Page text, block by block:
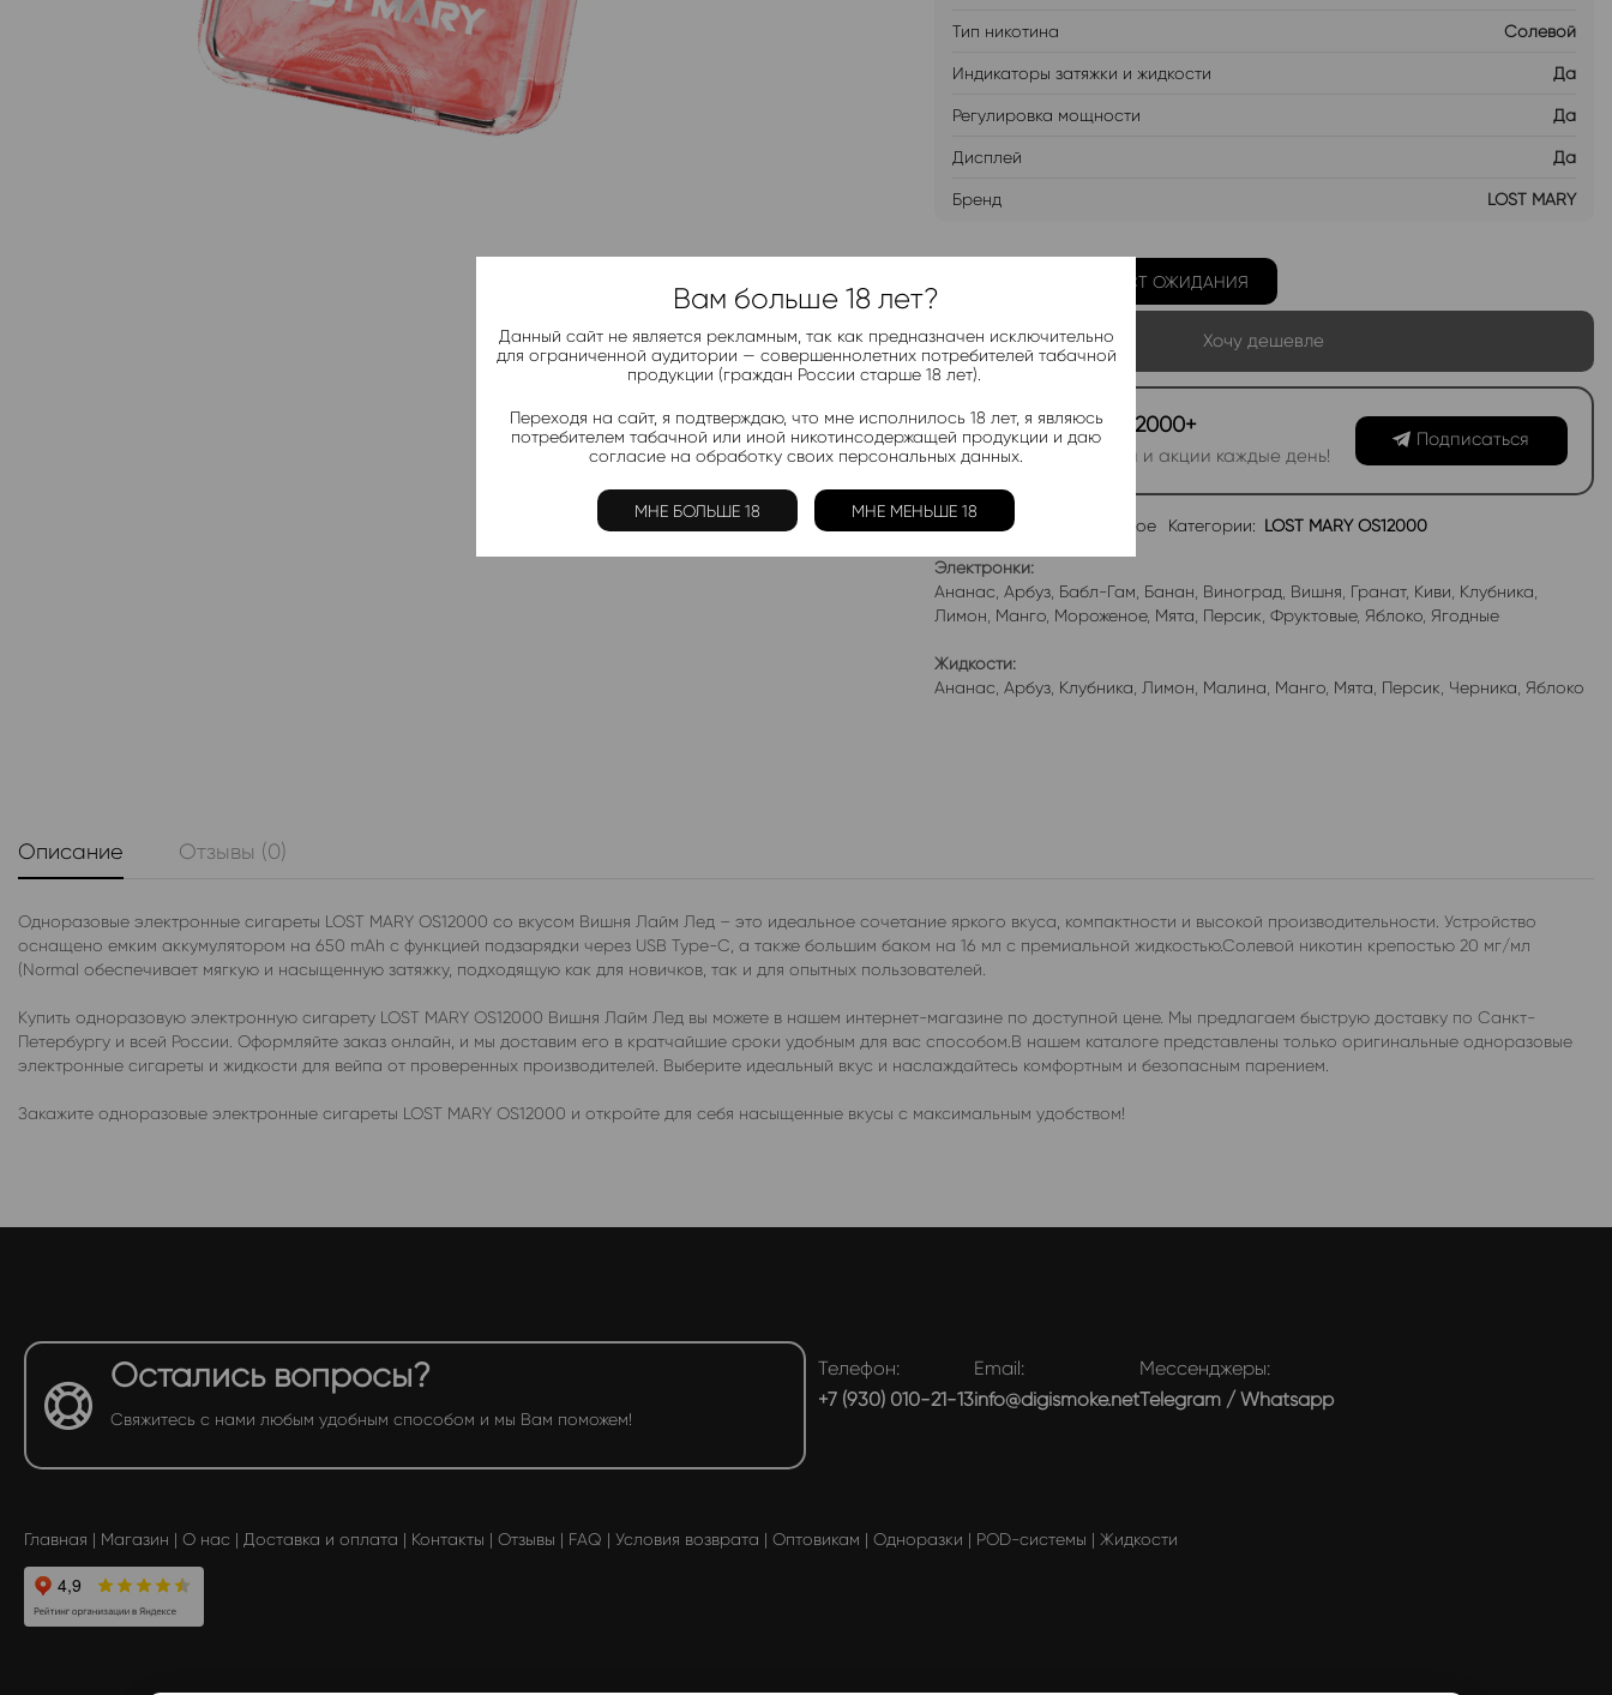
Тип никотина Солевой
Индикаторы затяжки и жидкости Да
Регулировка мощности Да
Дисплей Да
Бренд LOST MARY
ДОБАВИТЬ В ЛИСТ ОЖИДАНИЯ
Хочу дешевле
Telegram-канал 2000+
Актуальные новинки и акции каждые день!
Подписаться
Добавить в избранное Категории: LOST MARY OS12000
Электронки:
Ананас Арбуз, Бабл-Гам Банан Виноград Вишня Гранат, Киви Клубника
Лимон Манго, Мороженое, Мята Персик Фруктовые, Яблоко, Ягодные
Жидкости:
Ананас Арбуз, Клубника Лимон Малина Манго, Мята Персик Черника Яблоко
Описание Отзывы (0)
Одноразовые электронные сигареты LOST MARY OS12000 со вкусом Вишня Лайм Лед – это идеальное сочетание яркого вкуса, компактности и высокой производительности. Устройство
оснащено емким аккумулятором на 650 mAh с функцией подзарядки через USB Type-C, а также большим баком на 16 мл с премиальной жидкостью.Солевой никотин крепостью 20 мг/мл
(Normal обеспечивает мягкую и насыщенную затяжку, подходящую как для новичков, так и для опытных пользователей.
Купить одноразовую электронную сигарету LOST MARY OS12000 Вишня Лайм Лед вы можете в нашем интернет-магазине по доступной цене. Мы предлагаем быструю доставку по Санкт-
Петербургу и всей России. Оформляйте заказ онлайн, и мы доставим его в кратчайшие сроки удобным для вас способом.В нашем каталоге представлены только оригинальные одноразовые
электронные сигареты и жидкости для вейпа от проверенных производителей. Выберите идеальный вкус и наслаждайтесь комфортным и безопасным парением.
Закажите одноразовые электронные сигареты LOST MARY OS12000 и откройте для себя насыщенные вкусы с максимальным удобством!
Остались вопросы?
Свяжитесь с нами любым удобным способом и мы Вам поможем!
Телефон:
+7 (930) 010-21-13
Email:
info@digismoke.net
Мессенджеры:
Telegram / Whatsapp
Главная | Магазин | О нас | Доставка и оплата | Контакты | Отзывы | FAQ | Условия возврата | Оптовикам | Одноразки | POD-системы | Жидкости
Вам больше 18 лет?
Данный сайт не является рекламным, так как предназначен исключительно
для ограниченной аудитории — совершеннолетних потребителей табачной
продукции (граждан России старше 18 лет).
Переходя на сайт, я подтверждаю, что мне исполнилось 18 лет, я являюсь
потребителем табачной или иной никотинсодержащей продукции и даю
согласие на обработку своих персональных данных.
МНЕ БОЛЬШЕ 18 МНЕ МЕНЬШЕ 18